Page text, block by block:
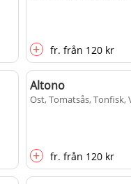
+ fr. från 120 kr
Altono
Ost, Tomatsås, Tonfisk,
+ fr. från 120 kr